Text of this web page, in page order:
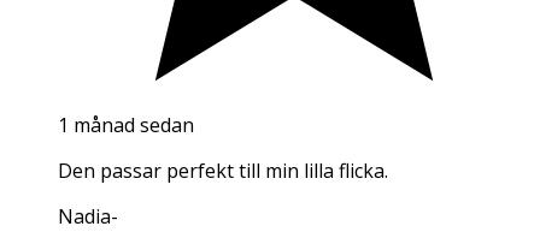
1 månad sedan
Den passar perfekt till min lilla flicka.
Nadia-